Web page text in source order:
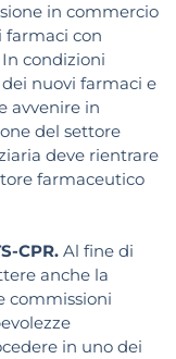
in commercio
farmaci con
condizioni
nuovi farmaci e
avvenire in
del settore
deve rientrare
farmaceutico
CPR. Al fine di
anche la
commissioni
in uno dei